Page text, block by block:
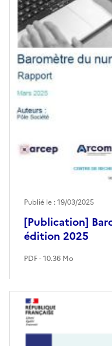
[Publication]
édition 2025
Publié le : 19/03/2025
PDF - 10.36 Mo
Image